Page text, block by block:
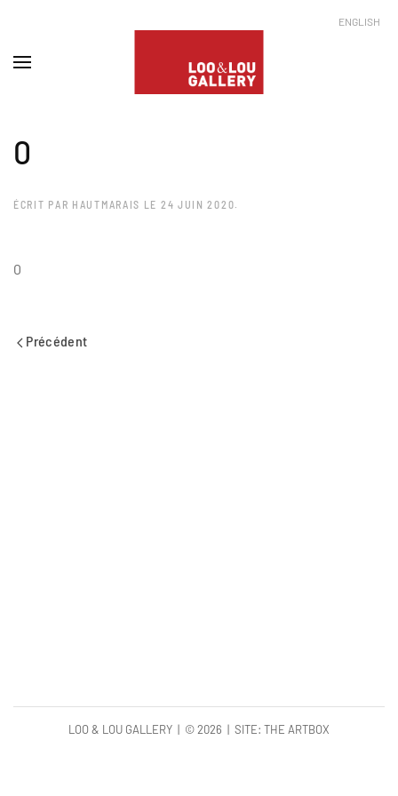
ENGLISH
0
ÉCRIT PAR HAUTMARAIS LE 24 JUIN 2020.
0
Précédent
LOO & LOU GALLERY | ©2026 | SITE: THE ARTBOX